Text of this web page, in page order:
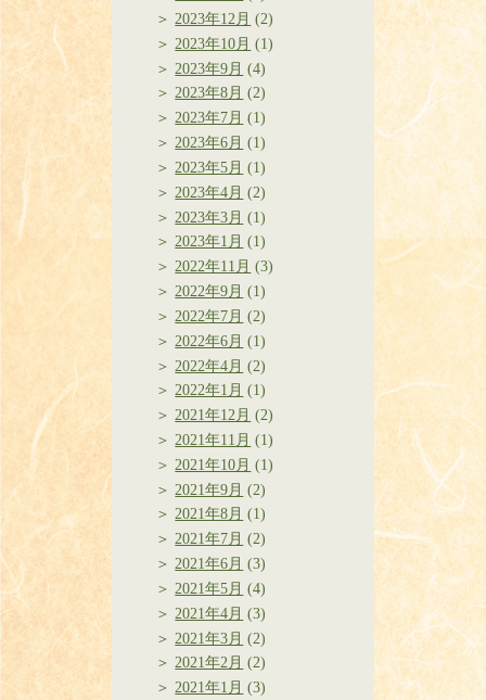
2023年12月 (2)
2023年10月 (1)
2023年9月 (4)
2023年8月 (2)
2023年7月 (1)
2023年6月 (1)
2023年5月 (1)
2023年4月 (2)
2023年3月 (1)
2023年1月 (1)
2022年11月 (3)
2022年9月 (1)
2022年7月 (2)
2022年6月 (1)
2022年4月 (2)
2022年1月 (1)
2021年12月 (2)
2021年11月 (1)
2021年10月 (1)
2021年9月 (2)
2021年8月 (1)
2021年7月 (2)
2021年6月 (3)
2021年5月 (4)
2021年4月 (3)
2021年3月 (2)
2021年2月 (2)
2021年1月 (3)